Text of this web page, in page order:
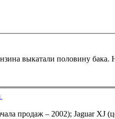
выкатали половину бака.
год начала продаж – 2002); JaguarXJ